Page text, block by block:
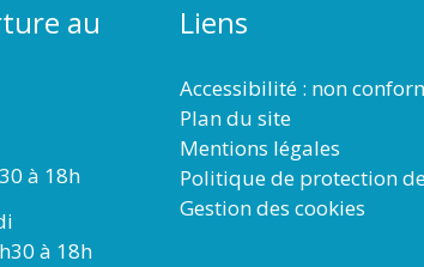
au
à 18h
à 18h
Liens
Accessibilité : non
Plan du site
Mentions légales
Politique de protection
Gestion des cookies